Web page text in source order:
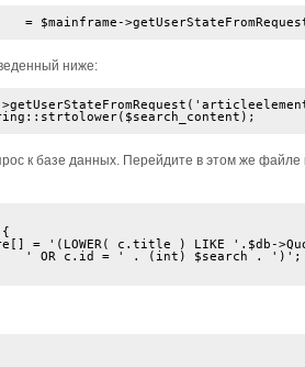
ниже:
к базе данных. Перейдите в этом же файле